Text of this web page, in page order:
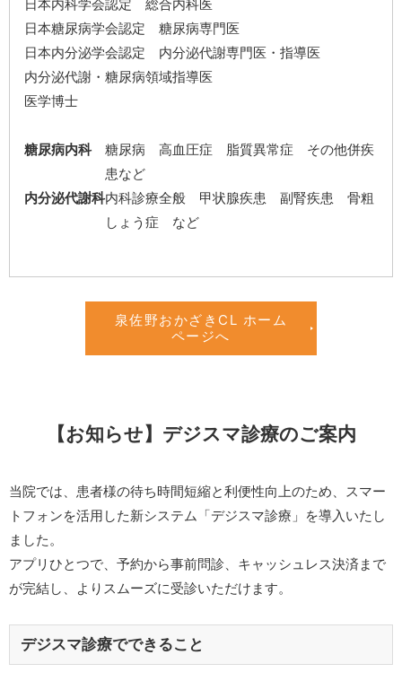
日本内科学会認定 総合内科医
日本糖尿病学会認定 糖尿病専門医
日本内分泌学会認定 内分泌代謝専門医・指導医
内分泌代謝・糖尿病領域指導医
医学博士
糖尿病内科
糖尿病 高血圧症 脂質異常症 その他併疾
患など
内分泌代謝科内科診療全般 甲状腺疾患 副腎疾患 骨粗
しょう症 など
泉佐野おかざきCL ホーム
ページへ
【お知らせ】デジスマ診療のご案内
当院では、患者様の待ち時間短縮と利便性向上のため、スマー
トフォンを活用した新システム「デジスマ診療」を導入いたし
ました。
アプリひとつで、予約から事前問診、キャッシュレス決済まで
が完結し、よりスムーズに受診いただけます。
デジスマ診療でできること